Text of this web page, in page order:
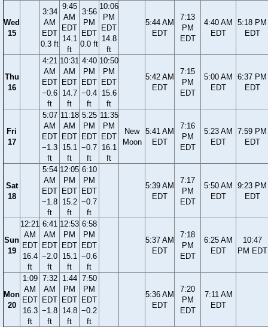
Wed
15
3:34
AM
EDT
0.3 ft
9:45
AM
EDT
14.1
ft
3:56
PM
EDT
0.0 ft
10:06
PM
EDT
14.8
ft
5:44 AM
EDT
7:13
PM
EDT
4:40 AM
EDT
5:18 PM
EDT
Thu
16
4:21
AM
EDT
−0.6
ft
10:31
AM
EDT
14.7
ft
4:40
PM
EDT
−0.4
ft
10:50
PM
EDT
15.6
ft
5:42 AM
EDT
7:15
PM
EDT
5:00 AM
EDT
6:37 PM
EDT
Fri
17
5:07
AM
EDT
−1.3
ft
11:18
AM
EDT
15.1
ft
5:25
PM
EDT
−0.7
ft
11:35
PM
EDT
16.1
ft
New
Moon
5:41 AM
EDT
7:16
PM
EDT
5:23 AM
EDT
7:59 PM
EDT
Sat
18
5:54
AM
EDT
−1.8
ft
12:05
PM
EDT
15.2
ft
6:10
PM
EDT
−0.7
ft
5:39 AM
EDT
7:17
PM
EDT
5:50 AM
EDT
9:23 PM
EDT
Sun
19
12:21
AM
EDT
16.4
ft
6:41
AM
EDT
−2.0
ft
12:53
PM
EDT
15.1
ft
6:58
PM
EDT
−0.6
ft
5:37 AM
EDT
7:18
PM
EDT
6:25 AM
EDT
10:47
PM EDT
Mon
20
1:09
AM
EDT
16.3
ft
7:32
AM
EDT
−1.8
ft
1:44
PM
EDT
14.8
ft
7:50
PM
EDT
−0.2
ft
5:36 AM
EDT
7:20
PM
EDT
7:11 AM
EDT